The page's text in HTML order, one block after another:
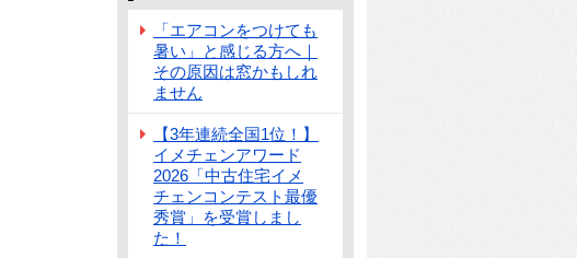
「エアコンをつけても
暑い」と感じる方へ｜
その原因は窓かもしれ
ません
【3年連続全国1位！】
イメチェンアワード
2026「中古住宅イメ
チェンコンテスト最優
秀賞」を受賞しまし
た！